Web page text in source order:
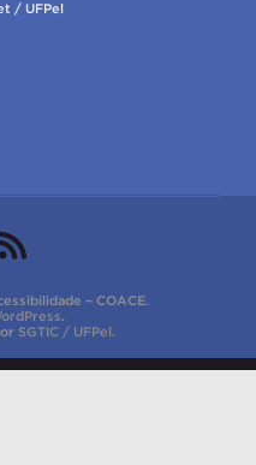
/ UFPel
– COACE.
.
SGTIC / UFPel .